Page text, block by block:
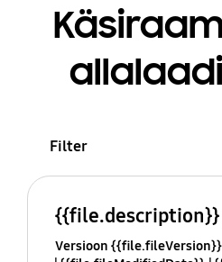
Filter
{{file.description}}
Versioon {{file.fileVersion}}